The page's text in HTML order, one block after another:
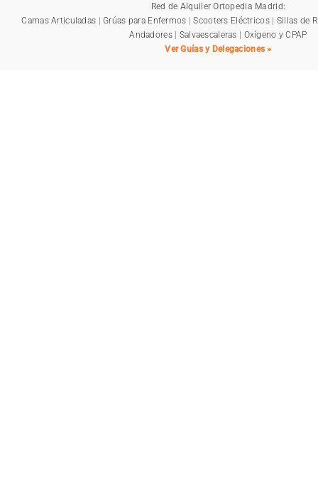
Red de Alquiler Ortopedia Madrid:
Camas Articuladas |Grúas para Enfermos |Scooters Eléctricos| Sillas de
Andadores| Salvaescaleras | Oxígeno y CPAP
Ver Guías y Delegaciones »